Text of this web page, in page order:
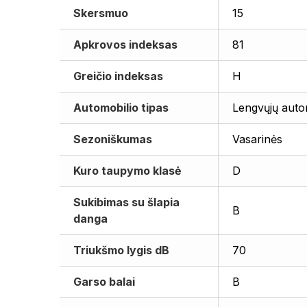
Skersmuo 15
Apkrovos indeksas 81
Greičio indeksas H
Automobilio tipas Lengvųjų
Sezoniškumas Vasarinės
Kuro taupymo klasė D
Sukibimas su šlapia
danga
B
Triukšmo lygis dB 70
Garso balai B